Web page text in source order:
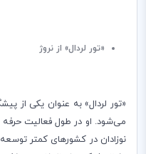
«تور لردال» از نروژ
«تور لردال» به عنوان یکی از
می‌شود. او در طول فعالیت
نوزادان در کشورهای کمتر